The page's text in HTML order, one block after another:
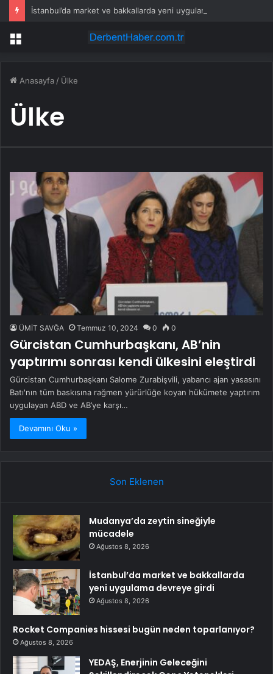
Menü
Anasayfa / Ülke
Ülke
ÜMİT SAVĞA Temmuz 10, 2024 0 0
Gürcistan Cumhurbaşkanı, AB’nin
yaptırımı sonrası kendi ülkesini eleştirdi
Gürcistan Cumhurbaşkanı Salome Zurabişvili, yabancı ajan yasasını
Batı'nın tüm baskısına rağmen yürürlüğe koyan hükümete yaptırım
uygulayan ABD ve AB’ye karşı…
Devamını Oku »
Son Eklenen
Mudanya’da zeytin sineğiyle
mücadele
Ağustos 8, 2026
İstanbul’da market ve bakkallarda
yeni uygulama devreye girdi
Ağustos 8, 2026
Rocket Companies hissesi bugün neden toparlanıyor?
Ağustos 8, 2026
YEDAŞ, Enerjinin Geleceğini